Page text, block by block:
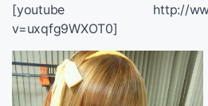
[youtube http://
v=uxqfg9WXOT0]